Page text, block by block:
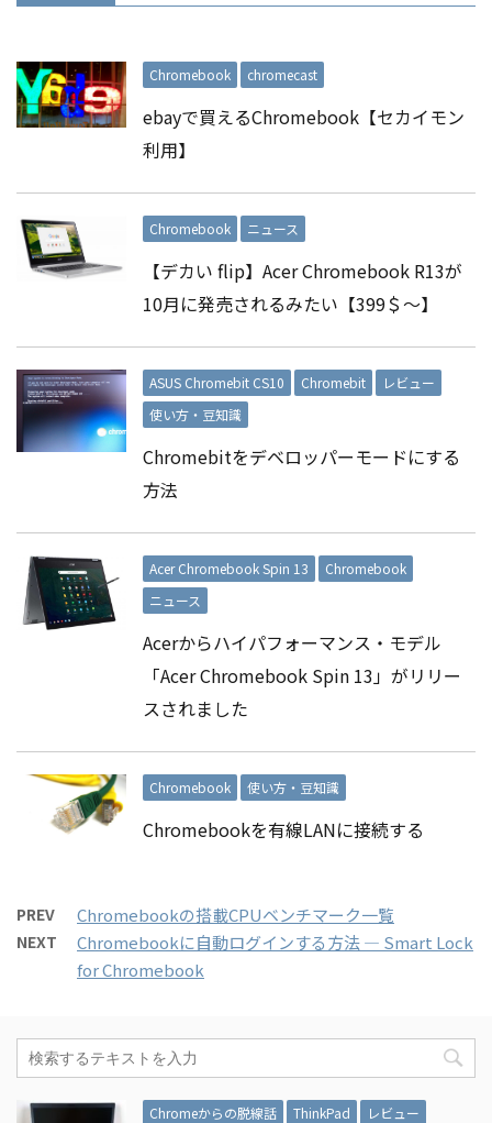
Chromebook chromecast
ebayで買えるChromebook【セカイモン
利用】
Chromebook ニュース
【デカい flip】Acer Chromebook R13が
10月に発売されるみたい【399＄〜】
ASUS Chromebit CS10 Chromebit
レビュー
使い方・豆知識
Chromebitをデベロッパーモードにする
方法
Acer Chromebook Spin 13
Chromebook
ニュース
Acerからハイパフォーマンス・モデル
「Acer Chromebook Spin 13」がリリー
スされました
Chromebook 使い方・豆知識
Chromebookを有線LANに接続する
PREV Chromebookの搭載CPUベンチマーク一覧
NEXT
Chromebookに自動ログインする方法 ― Smart Lock
for Chromebook
Chromeからの脱線話 ThinkPad レビュー